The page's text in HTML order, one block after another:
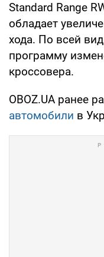
Standard Range
обладает
хода. По всей
программу
кроссовера.
OBOZ.UA ранее
автомобили в